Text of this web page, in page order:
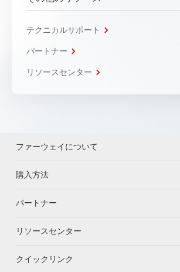
テクニカルサポート
パートナー
リソースセンター
ファーウェイについて
購入方法
パートナー
リソースセンター
クイックリンク